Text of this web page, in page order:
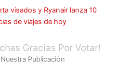
visados y Ryanair lanza 10
de viajes de hoy
Gracias Por Votar!
Publicación